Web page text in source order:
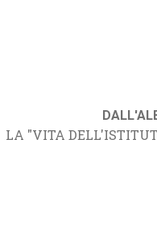
LA "VITA